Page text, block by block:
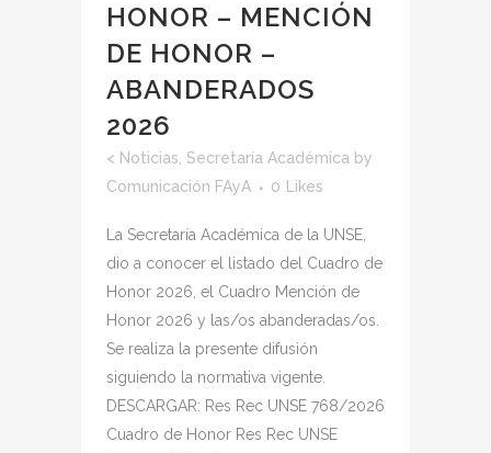
HONOR – MENCIÓN
DE HONOR –
ABANDERADOS
2026
< Noticias Secretaría Académica by
Comunicación FAyA
0 Likes
La Secretaría Académica de la UNSE,
dio a conocer el listado del Cuadro de
Honor 2026, el Cuadro Mención de
Honor 2026 y las/os abanderadas/os.
Se realiza la presente difusión
siguiendo la normativa vigente.
DESCARGAR: Res Rec UNSE 768/2026
Cuadro de Honor Res Rec UNSE